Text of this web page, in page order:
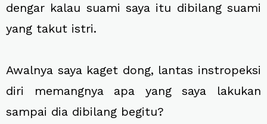
dengar kalau suami saya itu dibilang suami
yang takut istri.
Awalnya saya kaget dong, lantas instropeksi
diri memangnya apa yang saya lakukan
sampai dia dibilang begitu?